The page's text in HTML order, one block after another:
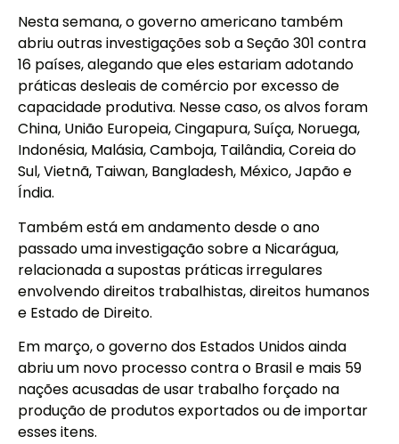
Nesta semana, o governo americano também
abriu outras investigações sob a Seção 301 contra
16 países, alegando que eles estariam adotando
práticas desleais de comércio por excesso de
capacidade produtiva. Nesse caso, os alvos foram
China, União Europeia, Cingapura, Suíça, Noruega,
Indonésia, Malásia, Camboja, Tailândia, Coreia do
Sul, Vietnã, Taiwan, Bangladesh, México, Japão e
Índia.
Também está em andamento desde o ano
passado uma investigação sobre a Nicarágua,
relacionada a supostas práticas irregulares
envolvendo direitos trabalhistas, direitos humanos
e Estado de Direito.
Em março, o governo dos Estados Unidos ainda
abriu um novo processo contra o Brasil e mais 59
nações acusadas de usar trabalho forçado na
produção de produtos exportados ou de importar
esses itens.